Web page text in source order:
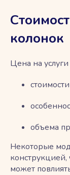
колонок
Цена на
объема
Некоторые
конструкцией,
может